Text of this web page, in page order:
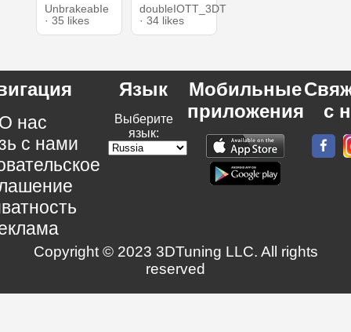
UnbrakeabIe
· 35 likes
doubleIOTT_3DT
· 34 likes
нас
с нами
Язык
Выберите
язык:
Мобильные
приложения
с
Copyright © 2023 3DTuning LLC. All rights
reserved